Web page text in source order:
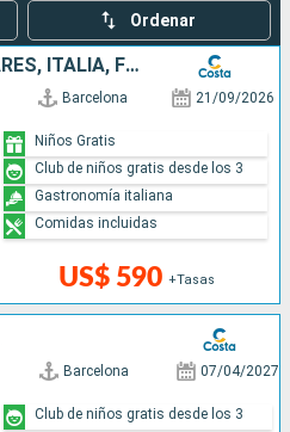
Ordenar
ESPAÑA, ISLAS BALEARES, ITALIA, FRANCIA
Barcelona 21/09/2026
US$ 590 +Tasas
Niños Gratis
Club de niños gratis desde los 3
Gastronomía italiana
Comidas incluidas
Barcelona 07/04/2027
Club de niños gratis desde los 3